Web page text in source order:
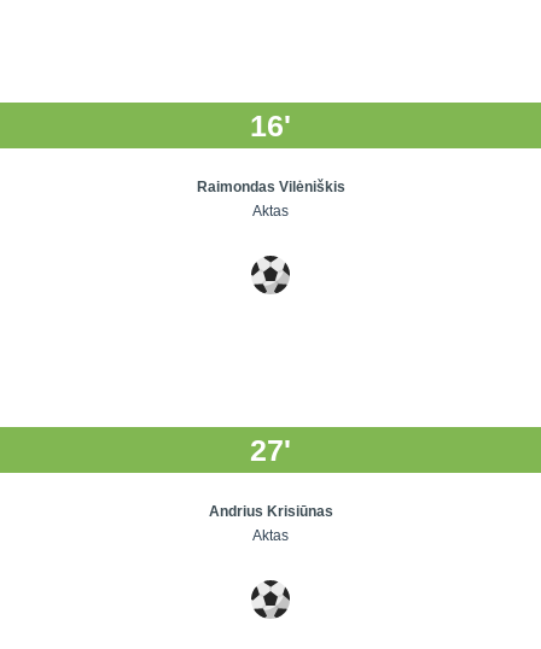
16'
Raimondas Vilėniškis
Aktas
27'
Andrius Krisiūnas
Aktas